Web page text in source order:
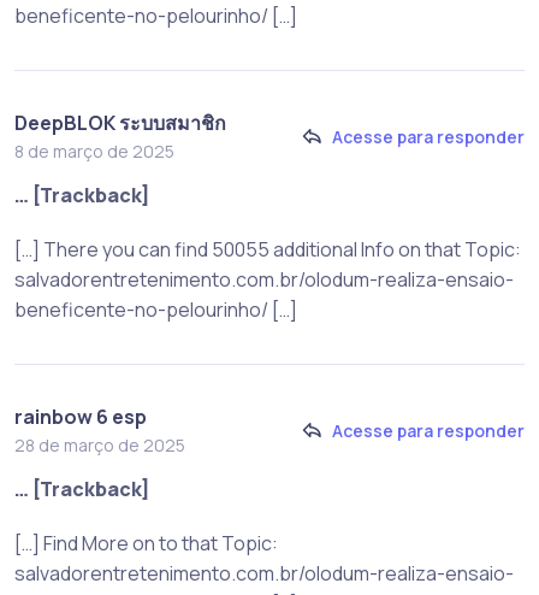
beneficente-no-pelourinho/ […]
DeepBLOK ระบบสมาชิก
8 de março de 2025
Acesse para responder
… [Trackback]
[…] There you can find 50055 additional Info on that Topic:
salvadorentretenimento.com.br/olodum-realiza-ensaio-
beneficente-no-pelourinho/ […]
rainbow 6 esp
28 de março de 2025
Acesse para responder
… [Trackback]
[…] Find More on to that Topic:
salvadorentretenimento.com.br/olodum-realiza-ensaio-